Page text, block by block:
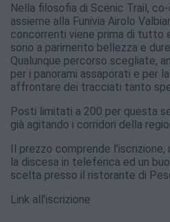
Nella filosofia di Scenic Trail,
assieme alla Funivia Airolo
concorrenti viene prima di tutto
sono a parimerito bellezza e
Qualunque percorso scegliate,
per i panorami assaporati e per
affrontare dei tracciati tanto
Posti limitati a 200 per questa
già agitando i corridori della
Il prezzo comprende
la discesa in teleferica ed un
scelta presso il ristorante di
Link all’iscrizione